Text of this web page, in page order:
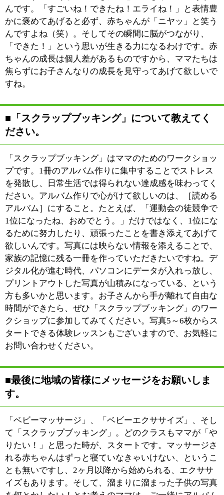
このページの先頭へ
江戸川区時間 江東区時間 墨田区時間
表示： PC |モバイル
© 2013 art blue Inc.